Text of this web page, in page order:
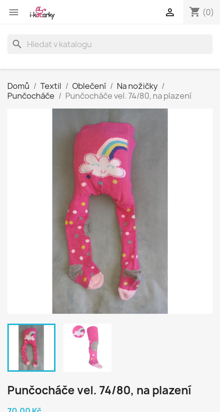
 shopping_cart (0)

search
Domů Textil Oblečení
Na nožičky
Punčocháče
Punčocháče vel. 74/80, na plazení
Punčocháče vel. 74/80, na plazení